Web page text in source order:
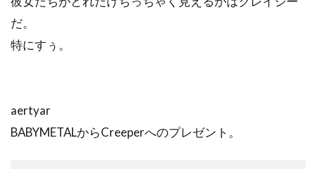
だ。
特にすぅ。
aertyar
BABYMETALからCreeperへのプレゼント。